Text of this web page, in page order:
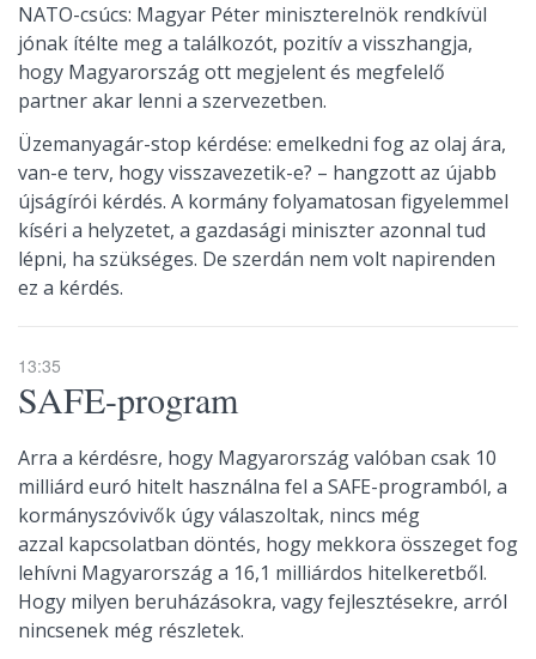
NATO-csúcs: Magyar Péter miniszterelnök rendkívül
jónak ítélte meg a találkozót, pozitív a visszhangja,
hogy Magyarország ott megjelent és megfelelő
partner akar lenni a szervezetben.
Üzemanyagár-stop kérdése: emelkedni fog az olaj ára,
van-e terv, hogy visszavezetik-e? – hangzott az újabb
újságírói kérdés. A kormány folyamatosan figyelemmel
kíséri a helyzetet, a gazdasági miniszter azonnal tud
lépni, ha szükséges. De szerdán nem volt napirenden
ez a kérdés.
13:35
SAFE-program
Arra a kérdésre, hogy Magyarország valóban csak 10
milliárd euró hitelt használna fel a SAFE-programból, a
kormányszóvivők úgy válaszoltak, nincs még
azzal kapcsolatban döntés, hogy mekkora összeget fog
lehívni Magyarország a 16,1 milliárdos hitelkeretből.
Hogy milyen beruházásokra, vagy fejlesztésekre, arról
nincsenek még részletek.